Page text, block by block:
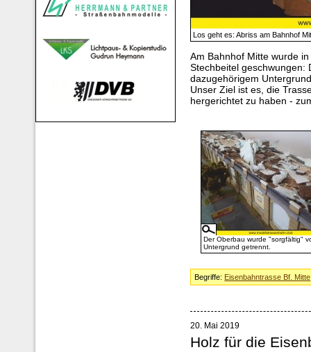
Los geht es: Abriss am Bahnhof
Am Bahnhof Mitte wurde
Stechbeitel geschwungen:
dazugehörigem
Unser Ziel ist es, die
hergerichtet zu haben -
Der Oberbau wurde "sorgfältig"
Untergrund getrennt.
Begriffe: Eisenbahntrasse Bf. Mitte
20. Mai 2019
Holz für die